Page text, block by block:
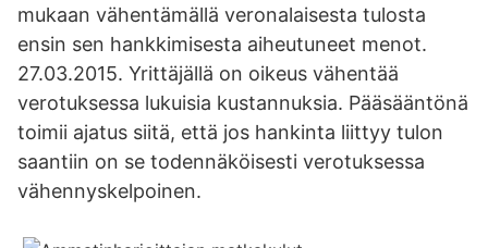
mukaan vähentämällä veronalaisesta tulosta
ensin sen hankkimisesta aiheutuneet menot.
27.03.2015. Yrittäjällä on oikeus vähentää
verotuksessa lukuisia kustannuksia. Pääsääntönä
toimii ajatus siitä, että jos hankinta liittyy tulon
saantiin on se todennäköisesti verotuksessa
vähennyskelpoinen.